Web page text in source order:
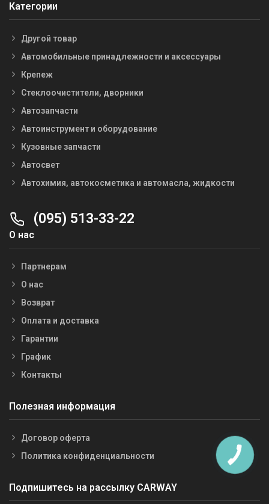
Категории
Другой товар
Автомобильные принадлежности и аксессуары
Крепеж
Стеклоочистители, дворники
Автозапчасти
Автоинструмент и оборудование
Кузовные запчасти
Автосвет
Автохимия, автокосметика и автомасла, жидкости
(095) 513-33-22
О нас
Партнерам
О нас
Возврат
Оплата и доставка
Гарантии
График
Контакты
Полезная информация
Договор оферта
Политика конфиденциальности
Подпишитесь на рассылку CARWAY